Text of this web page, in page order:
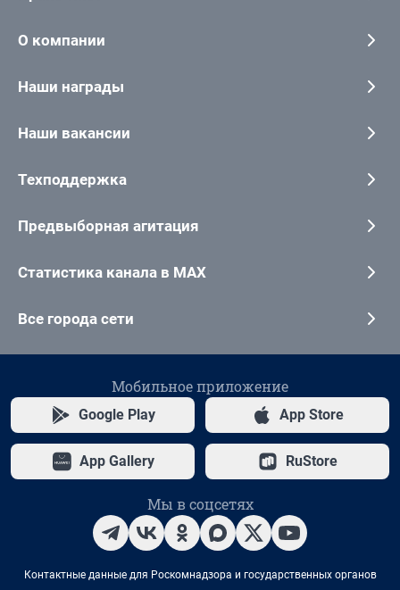
О компании
Наши награды
Наши вакансии
Техподдержка
Предвыборная агитация
Статистика канала в MAX
Все города сети
Мобильное приложение
Google Play App Store
App Gallery RuStore
Мы в соцсетях
Контактные данные для Роскомнадзора и государственных органов